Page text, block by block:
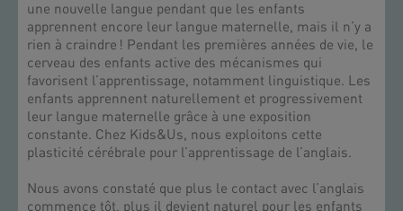
une nouvelle langue pendant que les enfants
apprennent encore leur langue maternelle, mais il n’y a
rien à craindre ! Pendant les premières années de vie, le
cerveau des enfants active des mécanismes qui
favorisent l’apprentissage, notamment linguistique. Les
enfants apprennent naturellement et progressivement
leur langue maternelle grâce à une exposition
constante. Chez Kids&Us, nous exploitons cette
plasticité cérébrale pour l’apprentissage de l’anglais.
Nous avons constaté que plus le contact avec l’anglais
commence tôt, plus il devient naturel pour les enfants